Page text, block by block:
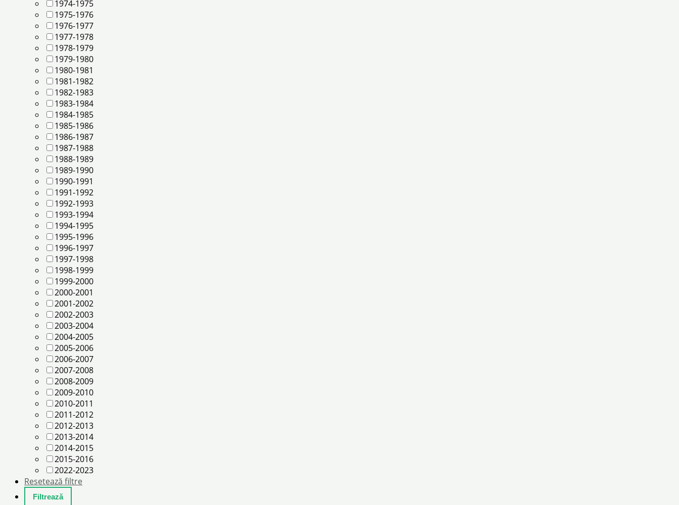
1974-1975
1975-1976
1976-1977
1977-1978
1978-1979
1979-1980
1980-1981
1981-1982
1982-1983
1983-1984
1984-1985
1985-1986
1986-1987
1987-1988
1988-1989
1989-1990
1990-1991
1991-1992
1992-1993
1993-1994
1994-1995
1995-1996
1996-1997
1997-1998
1998-1999
1999-2000
2000-2001
2001-2002
2002-2003
2003-2004
2004-2005
2005-2006
2006-2007
2007-2008
2008-2009
2009-2010
2010-2011
2011-2012
2012-2013
2013-2014
2014-2015
2015-2016
2022-2023
Resetează filtre